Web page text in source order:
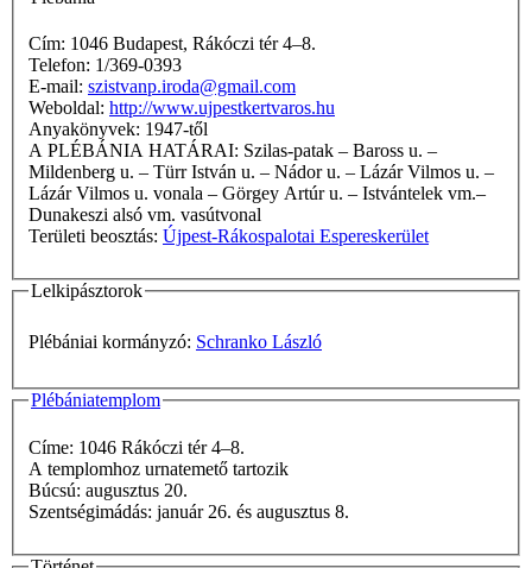
Cím: 1046 Budapest, Rákóczi tér 4–8.
Telefon: 1/369-0393
E-mail: szistvanp.iroda@gmail.com
Weboldal: http://www.ujpestkertvaros.hu
Anyakönyvek: 1947-től
A PLÉBÁNIA HATÁRAI: Szilas-patak – Baross u. –
Mildenberg u. – Türr István u. – Nádor u. – Lázár Vilmos u. –
Lázár Vilmos u. vonala – Görgey Artúr u. – Istvántelek vm.–
Dunakeszi alsó vm. vasútvonal
Területi beosztás: Újpest-Rákospalotai Espereskerület
Lelkipásztorok
Plébániai kormányzó: Schranko László
Plébániatemplom
Címe: 1046 Rákóczi tér 4–8.
A templomhoz urnatemető tartozik
Búcsú: augusztus 20.
Szentségimádás: január 26. és augusztus 8.